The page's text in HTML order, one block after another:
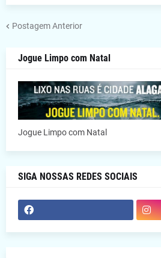
Postagem Anterior
Jogue Limpo com Natal
Jogue Limpo com Natal
SIGA NOSSAS REDES SOCIAIS